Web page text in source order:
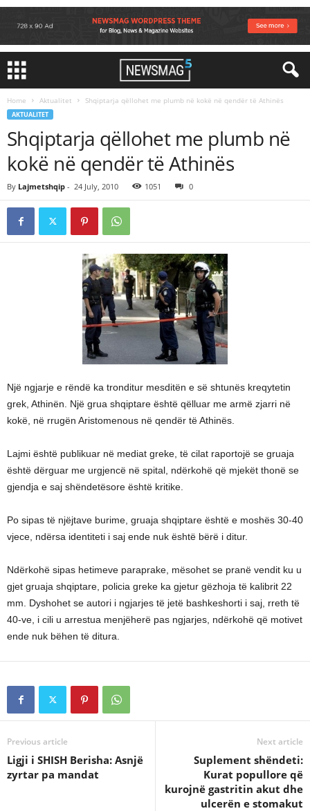
Home Aktualitet Shqiptarja qëllohet me plumb në kokë në qendër të Athinës
AKTUALITET
Shqiptarja qëllohet me plumb në
kokë në qendër të Athinës
By Lajmetshqip - 24 July, 2010 1051 0
Një ngjarje e rëndë ka tronditur mesditën e së shtunës kreqytetin
grek, Athinën. Një grua shqiptare është qëlluar me armë zjarri në
kokë, në rrugën Aristomenous në qendër të Athinës.
Lajmi është publikuar në mediat greke, të cilat raportojë se gruaja
është dërguar me urgjencë në spital, ndërkohë që mjekët thonë se
gjendja e saj shëndetësore është kritike.
Po sipas të njëjtave burime, gruaja shqiptare është e moshës 30-40
vjece, ndërsa identiteti i saj ende nuk është bërë i ditur.
Ndërkohë sipas hetimeve paraprake, mësohet se pranë vendit ku u
gjet gruaja shqiptare, policia greke ka gjetur gëzhoja të kalibrit 22
mm. Dyshohet se autori i ngjarjes të jetë bashkeshorti i saj, rreth të
40-ve, i cili u arrestua menjëherë pas ngjarjes, ndërkohë që motivet
ende nuk bëhen të ditura.
Previous article
Ligji i SHISH Berisha: Asnjë
zyrtar pa mandat
Next article
Suplement shëndeti:
Kurat popullore që
kurojnë gastritin akut dhe
ulcerën e stomakut